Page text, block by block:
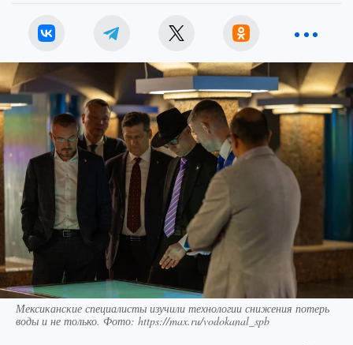
Мексиканские специалисты изучили технологии снижения потерь
воды и не только. Фото: https://max.ru/vodokanal_spb